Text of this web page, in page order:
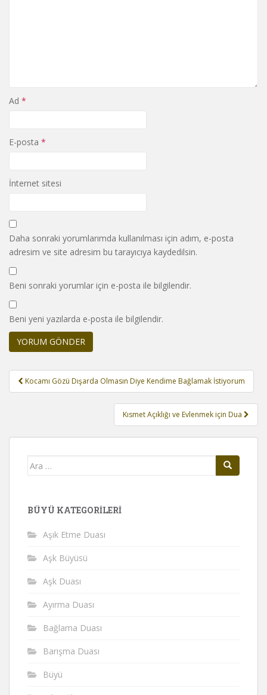
Ad *
E-posta *
İnternet sitesi
Daha sonraki yorumlarımda kullanılması için adım, e-posta
adresim ve site adresim bu tarayıcıya kaydedilsin.
Beni sonraki yorumlar için e-posta ile bilgilendir.
Beni yeni yazılarda e-posta ile bilgilendir.
Yazı
gezinmesi
Kocamı Gözü Dışarda Olmasın Diye Kendime Bağlamak İstiyorum
Kısmet Açıklığı ve Evlenmek için Dua
Arama
BÜYÜ KATEGORILERI
Aşık Etme Duası
Aşk Büyüsü
Aşk Duası
Ayırma Duası
Bağlama Duası
Barışma Duası
Büyü